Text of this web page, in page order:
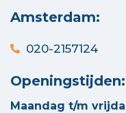
Amsterdam:
020-2157124
Openingstijden:
Maandag t/m